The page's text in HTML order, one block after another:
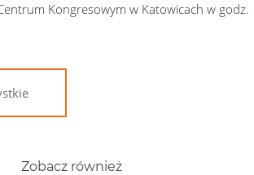
Kongresowym w Katowicach w godz.
Zobacz również